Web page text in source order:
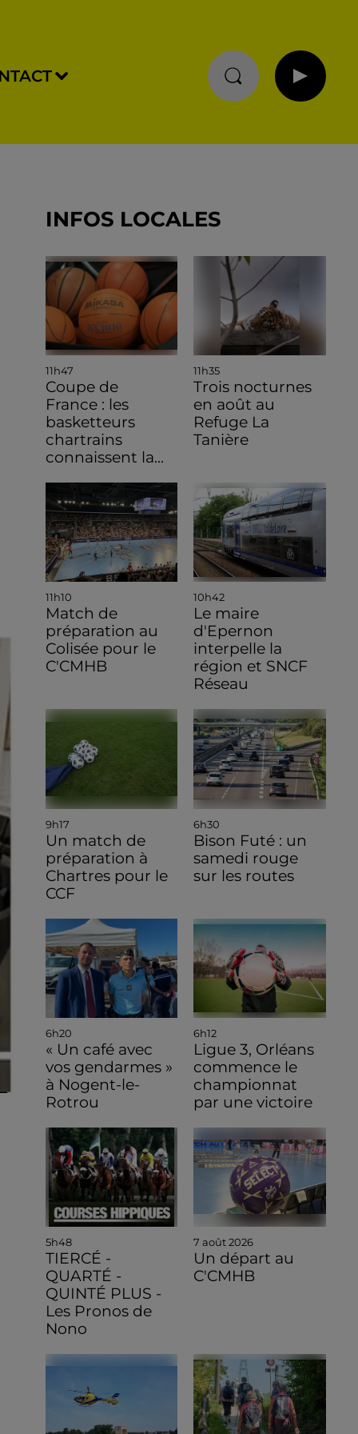
INFOS LOCALES
11h47
Coupe de
France : les
basketteurs
chartrains
connaissent la...
11h35
Trois nocturnes
en août au
Refuge La
Tanière
11h10
Match de
préparation au
Colisée pour le
C'CMHB
10h42
Le maire
d'Epernon
interpelle la
région et SNCF
Réseau
9h17
Un match de
préparation à
Chartres pour le
CCF
6h30
Bison Futé : un
samedi rouge
sur les routes
6h20
« Un café avec
vos gendarmes »
à Nogent-le-
Rotrou
6h12
Ligue 3, Orléans
commence le
championnat
par une victoire
5h48
TIERCÉ -
QUARTÉ -
QUINTÉ PLUS -
Les Pronos de
Nono
7 août 2026
Un départ au
C'CMHB